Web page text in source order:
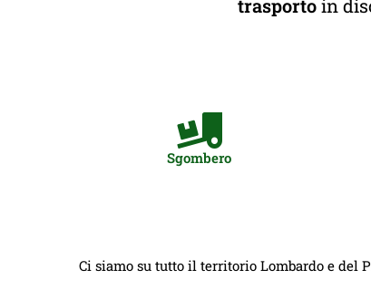
trasportoin
Sgombero
Ci siamo su tutto il territorio Lombardo e del